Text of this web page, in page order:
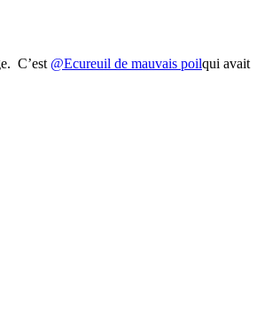
C’est @Ecureuil de mauvais poilqui avait